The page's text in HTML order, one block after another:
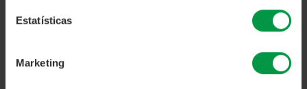
Estatísticas
Marketing